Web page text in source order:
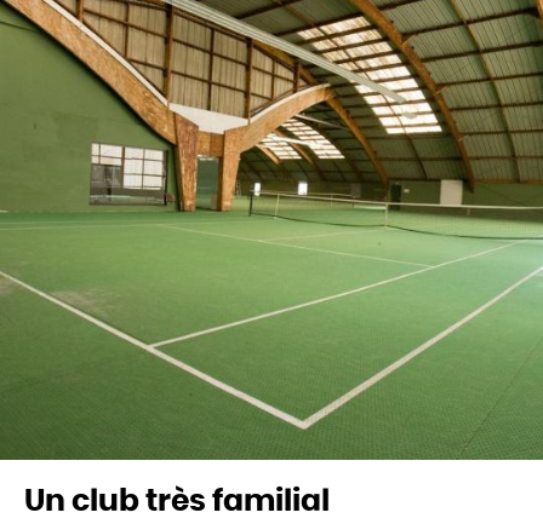
Un club très familial